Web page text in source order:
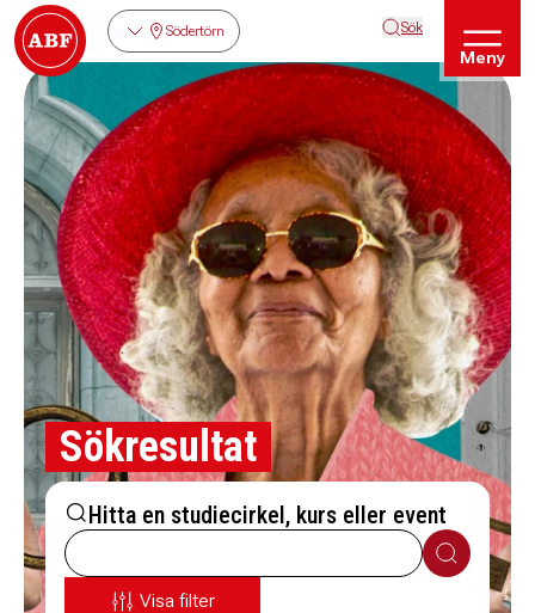
Södertörn Sök
Meny
Sökresultat
Hitta en studiecirkel, kurs eller event
Sök
Visa filter